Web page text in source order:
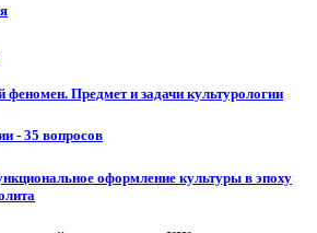
феномен. Предмет и задачи культурологии
- 35 вопросов
оформление культуры в эпоху